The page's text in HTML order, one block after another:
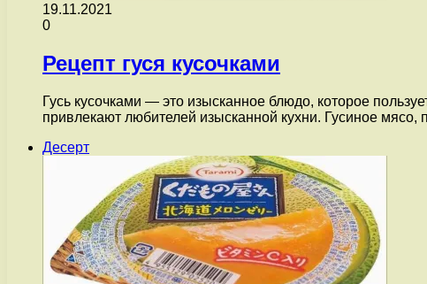
19.11.2021
0
Рецепт гуся кусочками
Гусь кусочками — это изысканное блюдо, которое
привлекают любителей изысканной кухни. Гусиное
Десерт